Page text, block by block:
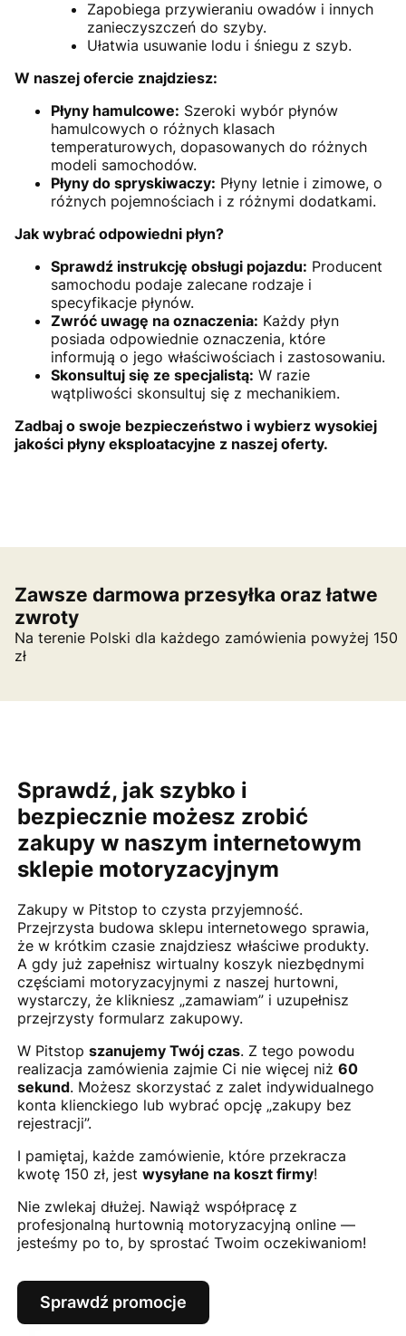
Zapobiega przywieraniu owadów i innych
zanieczyszczeń do szyby.
Ułatwia usuwanie lodu i śniegu z szyb.
W naszej ofercie znajdziesz:
Płyny hamulcowe: Szeroki wybór płynów
hamulcowych o różnych klasach
temperaturowych, dopasowanych do różnych
modeli samochodów.
Płyny do spryskiwaczy: Płyny letnie i zimowe, o
różnych pojemnościach i z różnymi dodatkami.
Jak wybrać odpowiedni płyn?
Sprawdź instrukcję obsługi pojazdu: Producent
samochodu podaje zalecane rodzaje i
specyfikacje płynów.
Zwróć uwagę na oznaczenia: Każdy płyn
posiada odpowiednie oznaczenia, które
informują o jego właściwościach i zastosowaniu.
Skonsultuj się ze specjalistą: W razie
wątpliwości skonsultuj się z mechanikiem.
Zadbaj o swoje bezpieczeństwo i wybierz wysokiej
jakości płyny eksploatacyjne z naszej oferty.
Zawsze darmowa przesyłka oraz łatwe
zwroty
Na terenie Polski dla każdego zamówienia powyżej 150
zł
Sprawdź, jak szybko i
bezpiecznie możesz zrobić
zakupy w naszym internetowym
sklepie motoryzacyjnym
Zakupy w Pitstop to czysta przyjemność.
Przejrzysta budowa sklepu internetowego sprawia,
że w krótkim czasie znajdziesz właściwe produkty.
A gdy już zapełnisz wirtualny koszyk niezbędnymi
częściami motoryzacyjnymi z naszej hurtowni,
wystarczy, że klikniesz „zamawiam” i uzupełnisz
przejrzysty formularz zakupowy.
W Pitstop szanujemy Twój czas. Z tego powodu
realizacja zamówienia zajmie Ci nie więcej niż 60
sekund. Możesz skorzystać z zalet indywidualnego
konta klienckiego lub wybrać opcję „zakupy bez
rejestracji”.
I pamiętaj, każde zamówienie, które przekracza
kwotę 150 zł, jest wysyłane na koszt firmy!
Nie zwlekaj dłużej. Nawiąż współpracę z
profesjonalną hurtownią motoryzacyjną online —
jesteśmy po to, by sprostać Twoim oczekiwaniom!
Sprawdź promocje